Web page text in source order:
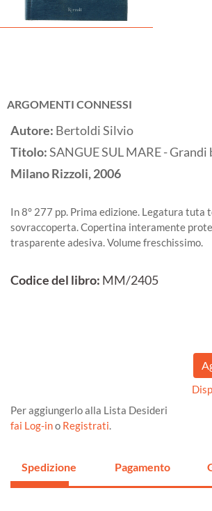
ARGOMENTI CONNESSI
Autore: Bertoldi Silvio
Titolo:SANGUE SUL MARE -
MilanoRizzoli,2006
In 8° 277 pp. Prima edizione. Legatura tuta
sovraccoperta. Copertina interamente
trasparente adesiva. Volume freschissimo.
Codice del libro: MM/2405
Per aggiungerlo alla Lista Desideri
fai Log-ino Registrati.
Spedizione Pagamento